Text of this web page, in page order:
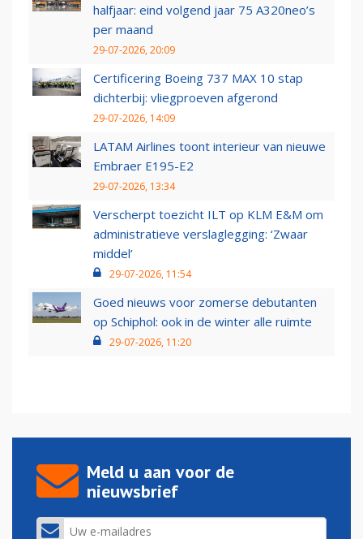
halfjaar: eind volgend jaar 75 A320neo’s
per maand
29-07-2026, 20:09
Certificering Boeing 737 MAX 10 stap
dichterbij: vliegproeven afgerond
29-07-2026, 14:09
LATAM Airlines toont interieur van nieuwe
Embraer E195-E2
29-07-2026, 13:34
Verscherpt toezicht ILT op KLM E&M om
administratieve verslaglegging: ‘Zwaar
middel’
29-07-2026, 11:54
Goed nieuws voor zomerse debutanten
op Schiphol: ook in de winter alle ruimte
29-07-2026, 11:20
Meld u aan voor de
nieuwsbrief